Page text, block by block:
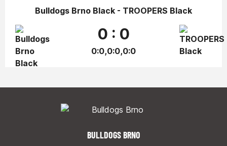
Bulldogs Brno Black - TROOPERS Black
0 : 0
0:0,0:0,0:0
BULLDOGS BRNO